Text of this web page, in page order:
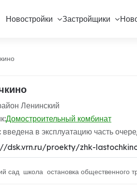
Новостройки Застройщики
Ленинский
Домостроительный комбинат
в эксплуатацию часть
dsk.vrn.ru/proekty/zhk-
сад школа остановка общественного